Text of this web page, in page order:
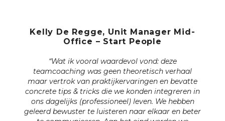
Kelly De Regge, Unit Manager Mid-
Office – Start People
“Wat ik vooral waardevol vond: deze
teamcoaching was geen theoretisch verhaal
maar vertrok van praktijkervaringen en bevatte
concrete tips & tricks die we konden integreren in
ons dagelijks (professioneel) leven. We hebben
geleerd bewuster te luisteren naar elkaar en beter